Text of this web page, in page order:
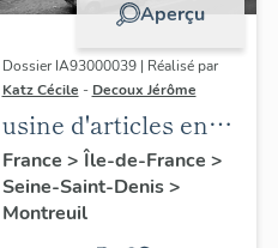
Aperçu
Dossier IA93000039 | Réalisé par
Katz Cécile - Decoux Jérôme
usine d'articles en
caoutchouc
Delasson, puis
Delasson-Dossunet,
France > Île-de-France >
Seine-Saint-Denis>
Montreuil